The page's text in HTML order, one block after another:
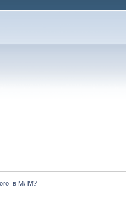
в МЛМ?